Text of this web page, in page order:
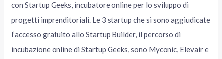
con Startup Geeks, incubatore online per lo sviluppo di
progetti imprenditoriali. Le 3 startup che si sono aggiudicate
l’accesso gratuito allo Startup Builder, il percorso di
incubazione online di Startup Geeks, sono Myconic, Elevair e